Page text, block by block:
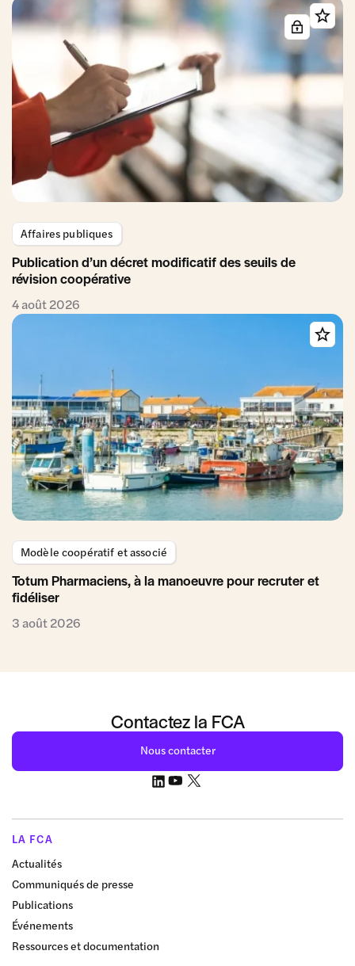
Affaires publiques
Publication d’un décret modificatif des seuils de
révision coopérative
4 août 2026
Modèle coopératif et associé
Totum Pharmaciens, à la manoeuvre pour recruter et
fidéliser
3 août 2026
Contactez la FCA
Nous contacter
LA FCA
Actualités
Communiqués de presse
Publications
Événements
Ressources et documentation